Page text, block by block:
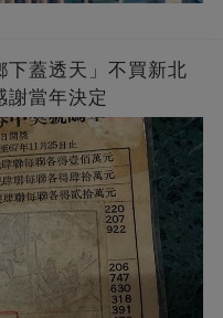
下蓋透天」不買新北
當年決定